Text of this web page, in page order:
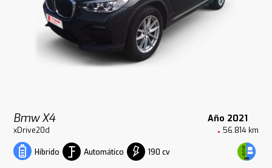
Bmw X4 Año 2021
xDrive20d 56.814 km
Híbrido Automático 190 cv